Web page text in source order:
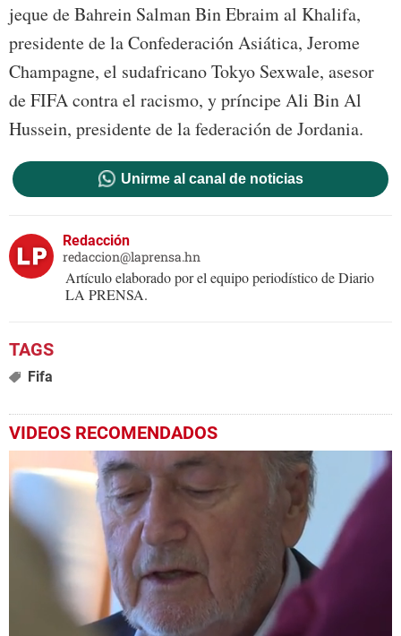
jeque de Bahrein Salman Bin Ebraim al Khalifa,
presidente de la Confederación Asiática, Jerome
Champagne, el sudafricano Tokyo Sexwale, asesor
de FIFA contra el racismo, y príncipe Ali Bin Al
Hussein, presidente de la federación de Jordania.
Unirme al canal de noticias
Redacción
redaccion@laprensa.hn
Artículo elaborado por el equipo periodístico de Diario
LA PRENSA.
Fifa
VIDEOS RECOMENDADOS